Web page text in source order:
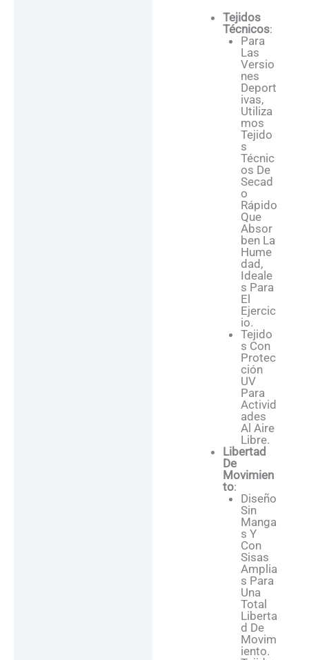
Tejidos
Técnicos:
Para
Las
Versio
Nes
Deport
Ivas,
Utiliza
Mos
Tejido
S
Técnic
Os De
Secad
O
Rápido
Que
Absor
Ben La
Hume
Dad,
Ideale
S Para
El
Ejercic
Io.
Tejido
S Con
Protec
Ción
UV
Para
Activid
Ades
Al Aire
Libre.
Libertad
De
Movimien
To:
Diseño
Sin
Manga
S Y
Con
Sisas
Amplia
S Para
Una
Total
Liberta
D De
Movim
Iento.